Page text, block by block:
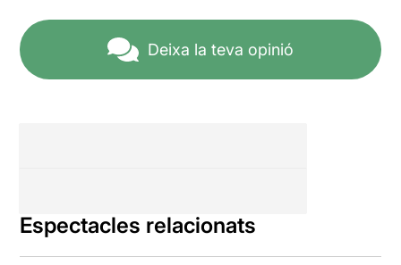
Deixa la teva opinió
Espectacles relacionats